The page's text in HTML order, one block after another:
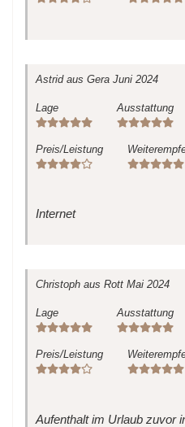
Astridaus Gera Juni 2024
Lage Ausstattung
Preis/Leistung
Internet
Christoph aus Rott Mai 2024
Lage Ausstattung
Preis/Leistung
Aufenthalt im Urlaub zuvor